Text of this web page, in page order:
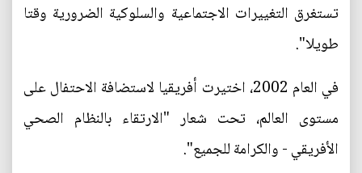
تستغرق التغييرات الاجتماعية والسلوكية الضرورية وقتا
طويلا".
في العام 2002، اختيرت أفريقيا لاستضافة الاحتفال على
مستوى العالم، تحت شعار "الارتقاء بالنظام الصحي
الأفريقي - والكرامة للجميع".